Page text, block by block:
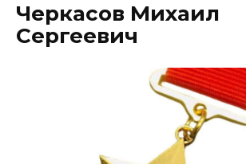
Черкасов Михаил
Сергеевич